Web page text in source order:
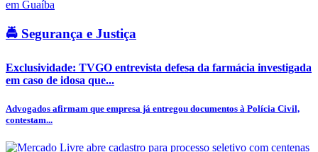
🚔 Segurança e Justiça
Exclusividade: TVGO entrevista defesa da farmácia investigada
em caso de idosa que...
Advogados afirmam que empresa já entregou documentos à Polícia Civil,
contestam...